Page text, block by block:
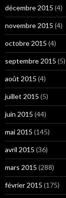
décembre 2015 (4)
novembre 2015 (4)
octobre 2015 (4)
septembre 2015 (5)
août 2015 (4)
juillet 2015 (5)
juin 2015 (44)
mai 2015 (145)
avril 2015 (36)
mars 2015 (288)
février 2015 (175)